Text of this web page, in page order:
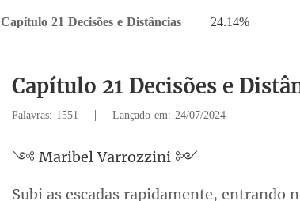
Capítulo 21 Decisões e Distâncias | 24.14%
Capítulo 21 Decisões e
Palavras: 1551 | Lançado em: 24/07/2024
el Varr